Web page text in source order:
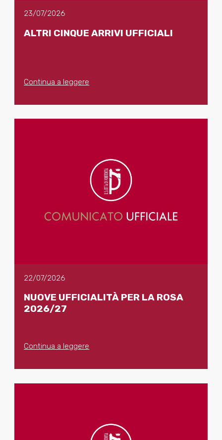
23/07/2026
ALTRI CINQUE ARRIVI UFFICIALI
Continua a leggere
22/07/2026
NUOVE UFFICIALITÀ PER LA ROSA
2026/27
Continua a leggere